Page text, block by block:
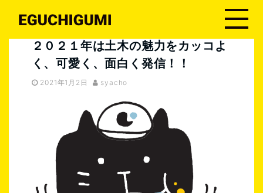
江口組４代目 ２０２１年は土木の魅力をカッコよく、可愛く、面白く発信！！
２０２１年は土木の魅力をカッコよ
く、可愛く、面白く発信！！
2021年1月2日 syacho